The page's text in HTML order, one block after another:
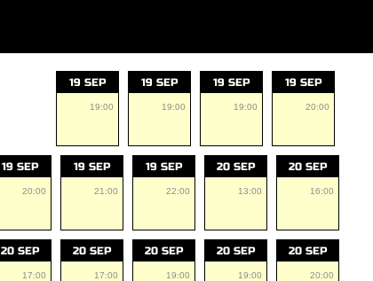
19 SEP
19:00
19 SEP
19:00
19 SEP
19:00
19 SEP
20:00
19 SEP
20:00
19 SEP
21:00
19 SEP
22:00
20 SEP
13:00
20 SEP
16:00
20 SEP
17:00
20 SEP
17:00
20 SEP
19:00
20 SEP
19:00
20 SEP
20:00